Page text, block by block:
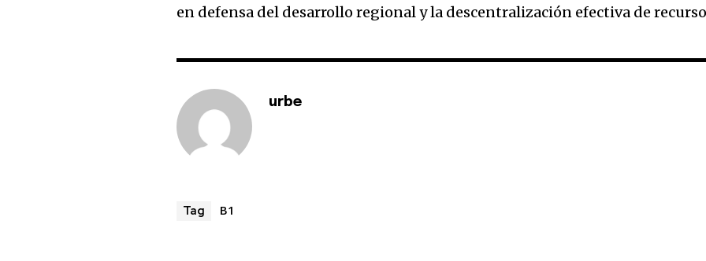
en defensa del desarrollo regional y la descentralización efectiva de
urbe
Tag B1